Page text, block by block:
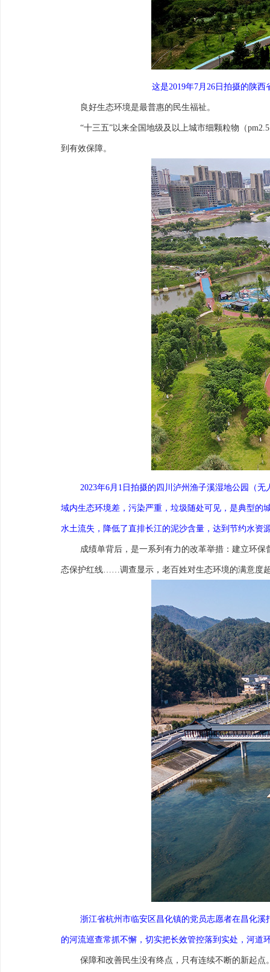
这是2019年7月26日拍摄的陕
良好生态环境是最普惠的民生福祉。
“十三五”以来全国地级及以上城市细颗粒物（
到有效保障。
2023年6月1日拍摄的四川泸州渔子溪湿地公园（
域内生态环境差，污染严重，垃圾随处可见，是典型的
水土流失，降低了直排长江的泥沙含量，达到节约水资
成绩单背后，是一系列有力的改革举措：建立环
态保护红线……调查显示，老百姓对生态环境的满意度
浙江省杭州市临安区昌化镇的党员志愿者在昌化
的河流巡查常抓不懈，切实把长效管控落到实处，河道
保障和改善民生没有终点，只有连续不断的新起点